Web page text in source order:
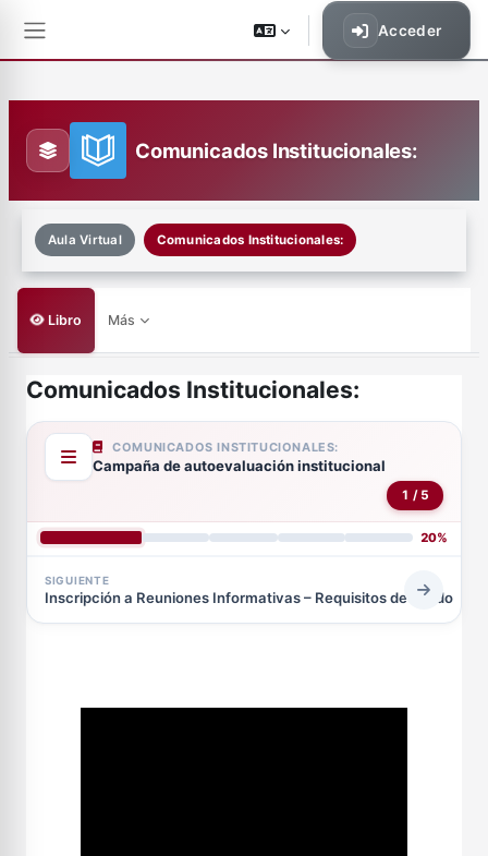
Acceder
Comunicados Institucionales:
Aula Virtual Comunicados Institucionales:
Libro Más
Comunicados Institucionales:
Requisitos de finalización
COMUNICADOS INSTITUCIONALES:
Campaña de autoevaluación institucional
1 / 5
20%
SIGUIENTE
Inscripción a Reuniones Informativas – Requisitos de Grado